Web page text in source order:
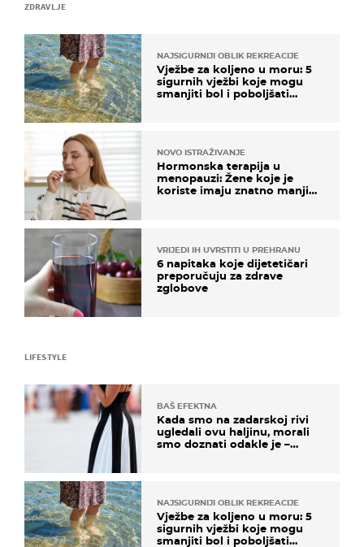
ZDRAVLJE
NAJSIGURNIJI OBLIK REKREACIJE
Vježbe za koljeno u moru: 5
sigurnih vježbi koje mogu
smanjiti bol i poboljšati
NOVO ISTRAŽIVANJE
Hormonska terapija u
menopauzi: Žene koje je
koriste imaju znatno manji
VRIJEDI IH UVRSTITI U PREHRANU
6 napitaka koje dijetetičari
preporučuju za zdrave
zglobove
LIFESTYLE
BAŠ EFEKTNA
Kada smo na zadarskoj rivi
ugledali ovu haljinu, morali
smo doznati odakle je –
NAJSIGURNIJI OBLIK REKREACIJE
Vježbe za koljeno u moru: 5
sigurnih vježbi koje mogu
smanjiti bol i poboljšati